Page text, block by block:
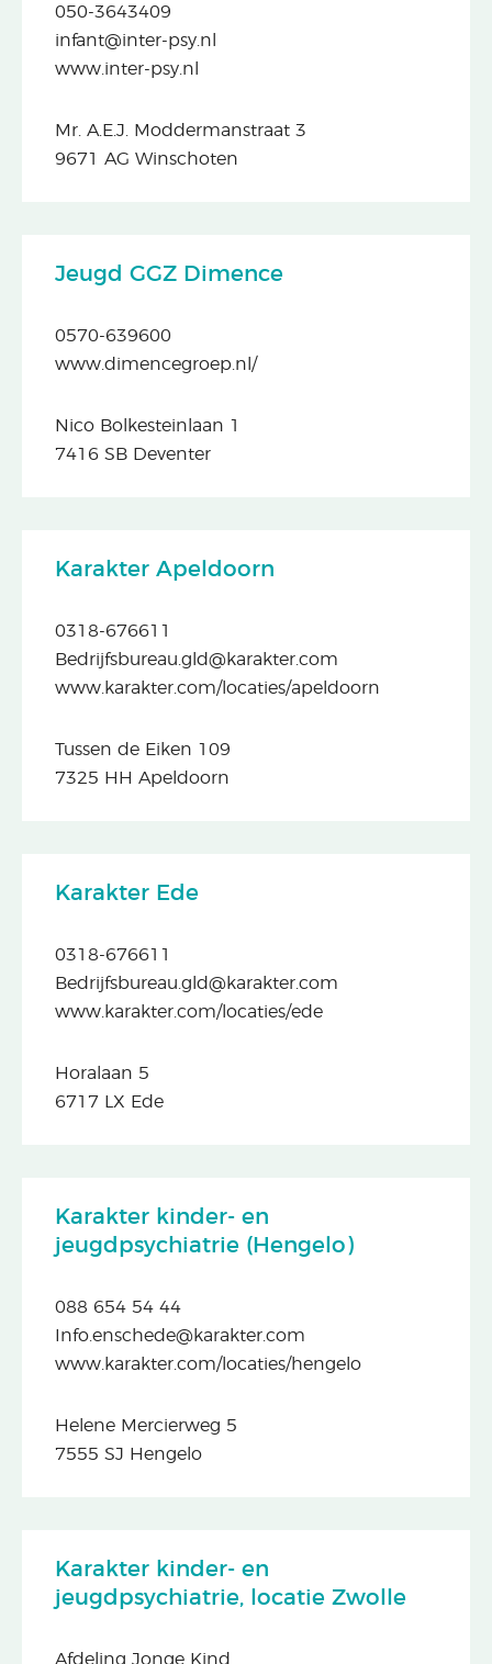
050-3643409
infant@inter-psy.nl
www.inter-psy.nl
Mr. A.E.J. Moddermanstraat 3
9671 AG Winschoten
Jeugd GGZ Dimence
0570-639600
www.dimencegroep.nl/
Nico Bolkesteinlaan 1
7416 SB Deventer
Karakter Apeldoorn
0318-676611
Bedrijfsbureau.gld@karakter.com
www.karakter.com/locaties/apeldoorn
Tussen de Eiken 109
7325 HH Apeldoorn
Karakter Ede
0318-676611
Bedrijfsbureau.gld@karakter.com
www.karakter.com/locaties/ede
Horalaan 5
6717 LX Ede
Karakter kinder- en
jeugdpsychiatrie (Hengelo)
088 654 54 44
Info.enschede@karakter.com
www.karakter.com/locaties/hengelo
Helene Mercierweg 5
7555 SJ Hengelo
Karakter kinder- en
jeugdpsychiatrie, locatie Zwolle
Afdeling Jonge Kind